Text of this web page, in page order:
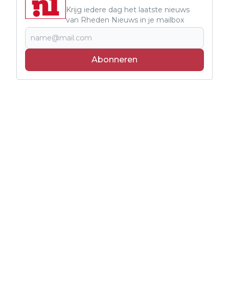
Krijg iedere dag het laatste nieuws
van Rheden Nieuws in je mailbox
Abonneren